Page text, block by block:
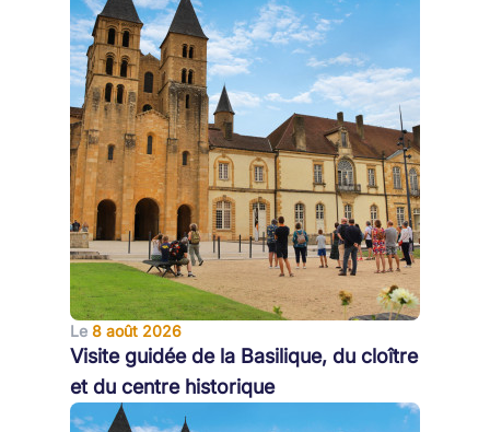
Le 8 août 2026
Visite guidée de la Basilique, du cloître
et du centre historique